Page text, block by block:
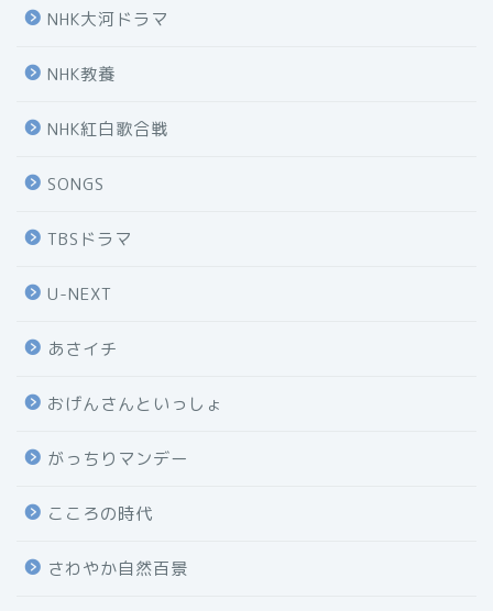
NHK大河ドラマ
NHK教養
NHK紅白歌合戦
SONGS
TBSドラマ
U-NEXT
あさイチ
おげんさんといっしょ
がっちりマンデー
こころの時代
さわやか自然百景